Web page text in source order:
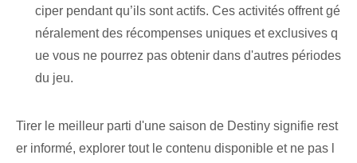
ciper pendant qu’ils sont actifs. Ces activités offrent gé
néralement des récompenses uniques et exclusives q
ue vous ne pourrez pas obtenir dans d'autres périodes
du jeu.
Tirer le meilleur parti d'une saison de Destiny signifie rest
er informé, explorer tout le contenu disponible et ne pas l